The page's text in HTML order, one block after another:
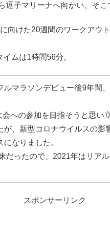
逗子マリーナへ向かい、そこ
向けた20週間のワークアウ
ムは1時間56分。
ルマラソンデビュー後9年間
への参加を目指そうと思い
が、新型コロナウイルスの影
なりました。
だったので、2021年はリア
スポンサーリンク